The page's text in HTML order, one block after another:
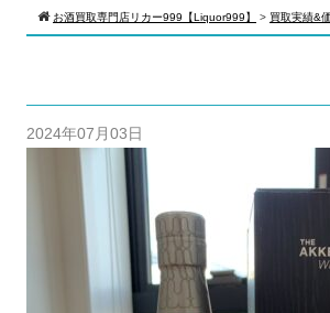
Warning:
content/
お酒買取専門店リカー999【Liquor999】 > 買取実績&
2024年07月03日